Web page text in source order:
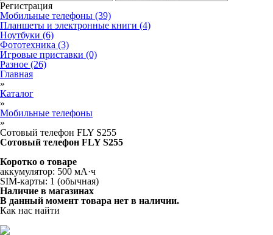
Регистрация
Мобильные телефоны (39)
Планшеты и электронные книги (4)
Ноутбуки (6)
Фототехника (3)
Игровые приставки (0)
Разное (26)
Главная
»
Каталог
»
Мобильные телефоны
»
Сотовый телефон FLY S255
Сотовый телефон FLY S255
Коротко о товаре
аккумулятор: 500 мА·ч
SIM-карты: 1 (обычная)
Наличие в магазинах
В данный момент товара нет в наличии.
Как нас найти